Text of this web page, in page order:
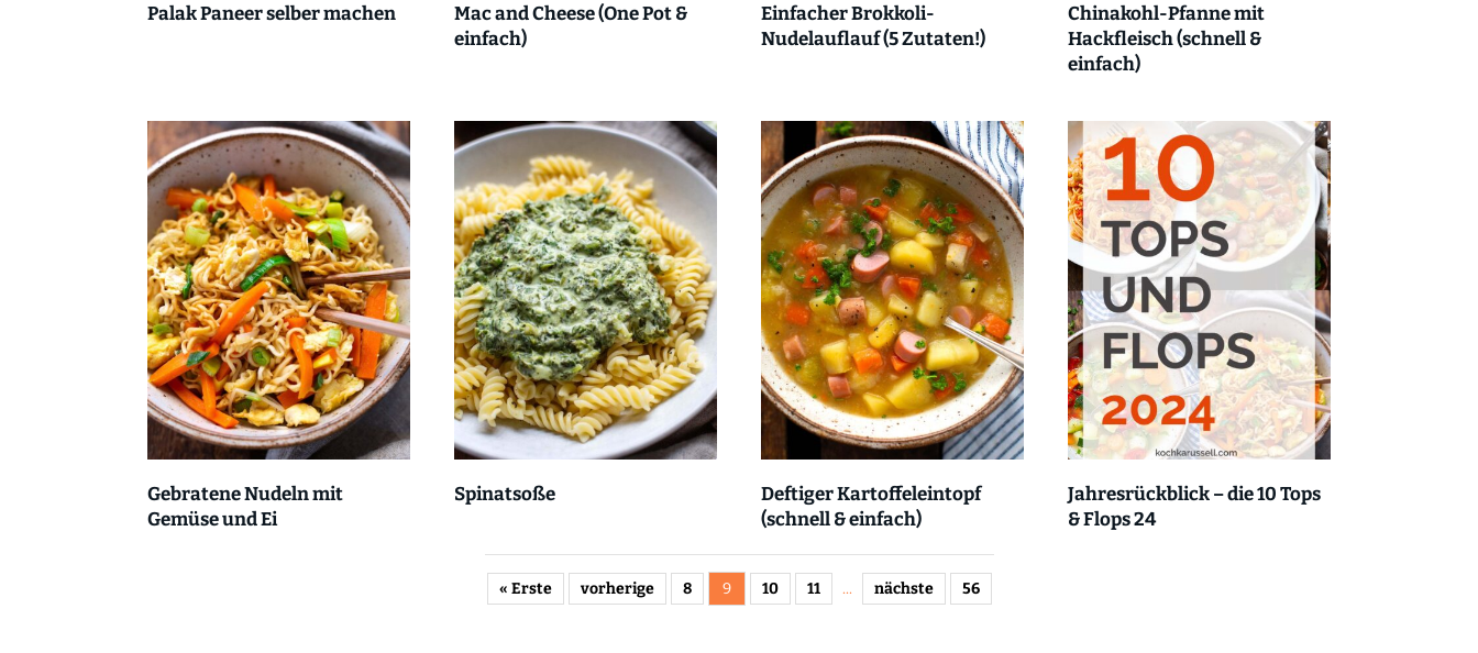
Palak Paneer selber machen
Mac and Cheese (One Pot &
einfach)
Einfacher Brokkoli-
Nudelauflauf (5 Zutaten!)
Chinakohl-Pfanne mit
Hackfleisch (schnell &
einfach)
Gebratene Nudeln mit
Gemüse und Ei
Spinatsoße
Deftiger Kartoffeleintopf
(schnell & einfach)
Jahresrückblick – die 10 Tops
& Flops 24
« Erste vorherige 8 9 10 11 ... nächste 56